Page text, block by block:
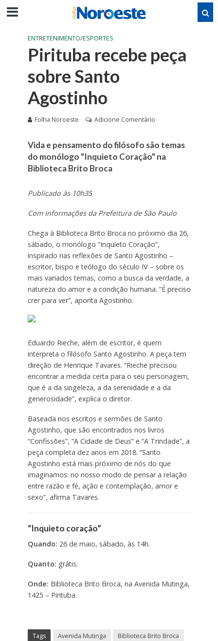
ENTRETENIMENTO/ESPORTES
Pirituba recebe peça
sobre Santo
Agostinho
Folha Noroeste Adicione Comentário
Vida e pensamento do filósofo são temas
do monólogo "Inquieto Coração" na
Biblioteca Brito Broca
Publicado às 10h35
Com informações da Prefeitura de São Paulo
Chega à Biblioteca Brito Broca no próximo dia 26,
sábado, o monólogo “Inquieto Coração”,
inspirado nas reflexões de Santo Agostinho –
escritor, bispo e teólogo do século IV – sobre os
mais variados temas, como a busca da verdade, a
natureza do amor e a condição humana. “É preciso
crer para ver”, aponta Agostinho.
Eduardo Rieche, além de escritor, é quem
interpreta o filósofo Santo Agostinho. A peça tem
direção de Henrique Tavares. “Rieche precisou
encontrar a medida certa para o seu personagem,
que é a da singeleza, a da serenidade e a da
generosidade”, explica o diretor.
Baseada nos escritos e sermões de Santo
Agostinho, que são encontrados nos livros
“Confissões”, “A Cidade de Deus” e “A Trindade”, a
peça completa dez anos em 2018. “Santo
Agostinho está mais próximo de nós do que
imaginamos: no nosso modo de pensar a relação
entre razão e fé, ação e contemplação, amor e
sexo”, afirma Tavares.
“Inquieto coração”
Quando: 26 de maio, sábado, às 14h.
Quanto: grátis.
Onde: Biblioteca Brito Broca, na Avenida Mutinga,
1425 – Pirituba.
Tags Avenida Mutinga
Biblioteca Brito Broca